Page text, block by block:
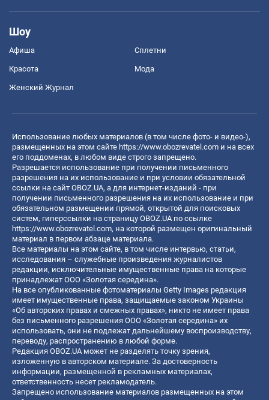
Шоу
Афиша Сплетни
Красота Мода
Женский Журнал
Использование любых материалов (в том числе фото- и видео-),
размещенных на этом сайте https://www.obozrevatel.com и на всех
его поддоменах, в любом виде строго запрещено.
Разрешается использование при получении письменного
разрешения на их использование и при условии обязательной
ссылки на сайт OBOZ.UA, а для интернет-изданий - при
получении письменного разрешения на их использование и при
обязательном размещении прямой, открытой для поисковых
систем, гиперссылки на страницу OBOZ.UA по ссылке
https://www.obozrevatel.com, на которой размещен оригинальный
материал в первом абзаце материала.
Все материалы на этом сайте, в том числе интервью, статьи,
исследования – служебные произведения журналистов
редакции, исключительные имущественные права на которые
принадлежат ООО «Золотая середина».
На все опубликованные фотоматериалы Getty Images редакция
имеет имущественные права, защищаемые законом Украины
«Об авторских правах и смежных правах», никто не имеет права
без письменного разрешения ООО «Золотая середина» их
использовать, они не подлежат дальнейшему воспроизводству,
переводу, распространению в любой форме.
Редакция OBOZ.UA может не разделять точку зрения,
изложенную в авторском материале. За достоверность
информации, размещенной в рекламных материалах,
ответственность несет рекламодатель.
Запрещено использование материалов размещенных на этом